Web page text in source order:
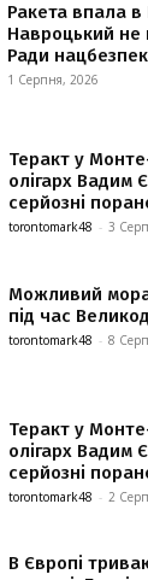
Ракета впала
Навроцький не
Ради
1 Серпня, 2026
Теракт у
олігарх Вадим
серйозні
torontomark48 - 3
Можливий
під час
torontomark48 - 8
Теракт у
олігарх Вадим
серйозні
torontomark48 - 2
В Європі